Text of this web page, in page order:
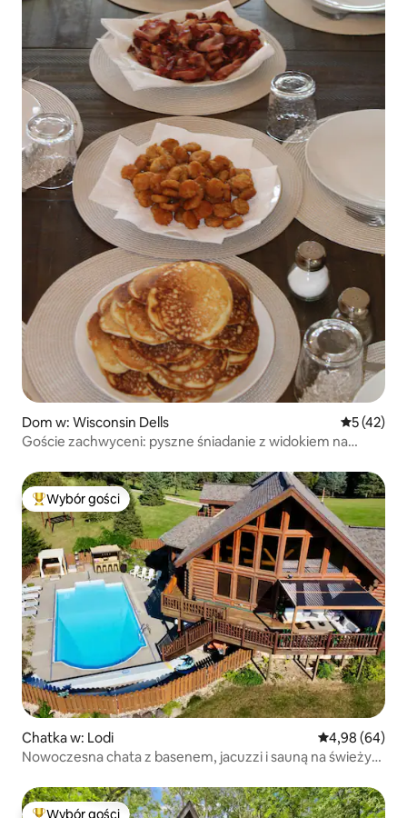
Dom w: Wisconsin Dells Średnia
5 (42)
Goście zachwyceni: pyszne śniadanie z widokiem na
Najpopularniejsze z kategorii Wybór gości
Wybór gości
Chatka w: Lodi Średnia
4,98 (64)
Nowoczesna chata z basenem, jacuzzi i sauną na świeżym
Wybór gości